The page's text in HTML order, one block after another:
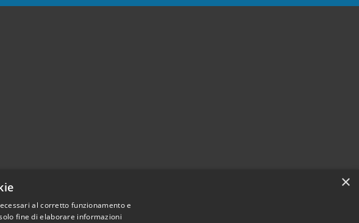
×
al corretto funzionamento e
fine di elaborare informazioni